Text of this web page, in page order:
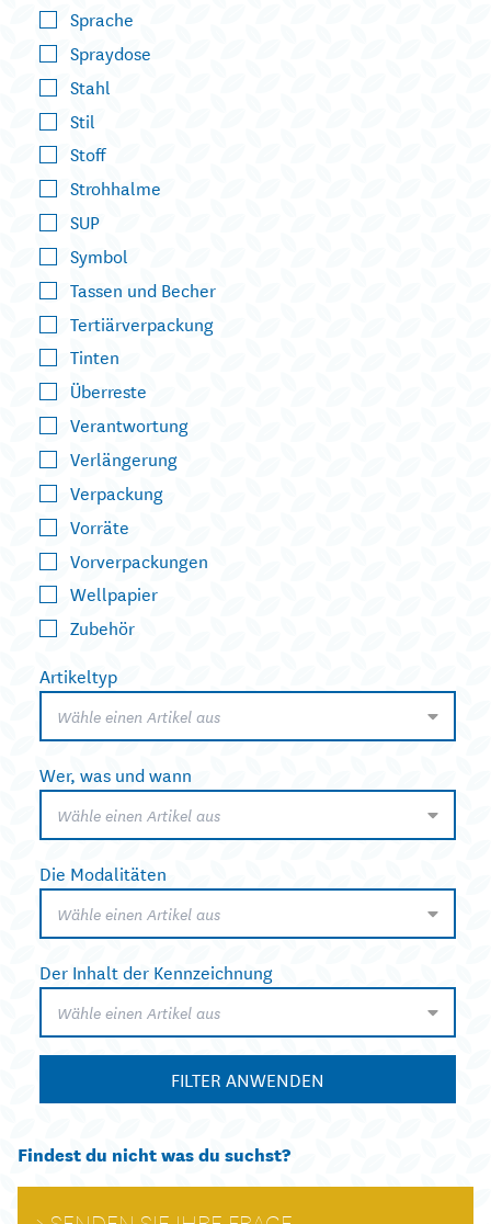
Sprache
Spraydose
Stahl
Stil
Stoff
Strohhalme
SUP
Symbol
Tassen und Becher
Tertiärverpackung
Tinten
Überreste
Verantwortung
Verlängerung
Verpackung
Vorräte
Vorverpackungen
Wellpapier
Zubehör
Artikeltyp
Wähle einen Artikel aus
Wer, was und wann
Wähle einen Artikel aus
Die Modalitäten
Wähle einen Artikel aus
Der Inhalt der Kennzeichnung
Wähle einen Artikel aus
FILTER ANWENDEN
Findest du nicht was du suchst?